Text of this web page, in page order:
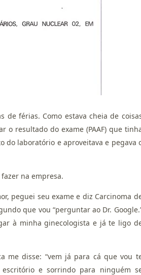
de férias. Como estava cheia de
resultado do exame (PAAF) que
do laboratório e aproveitava e pegava
na empresa.
peguei seu exame e diz Carcinoma
que vou “perguntar ao Dr.
à minha ginecologista e já te ligo
me disse: “vem já para cá que vou
e sorrindo para ninguém